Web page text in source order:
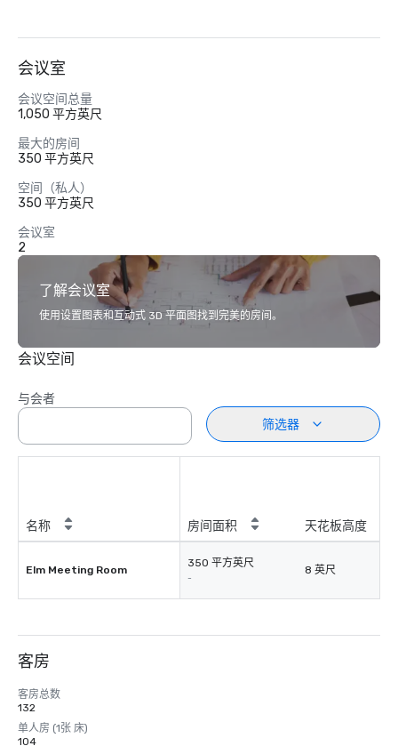
会议室
会议空间总量
1,050 平方英尺
最大的房间
350 平方英尺
空间（私人）
350 平方英尺
会议室
2
了解会议室
使用设置图表和互动式 3D 平面图找到完美的房间。
会议空间
与会者
筛选器
名称 房间面积 天花板高度
Elm Meeting Room
350 平方英尺
-
8 英尺
客房
客房总数
132
单人房 (1张 床)
104